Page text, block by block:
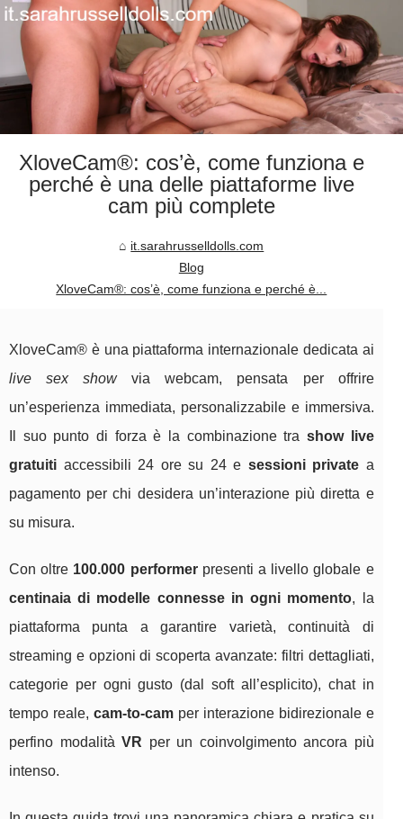
XloveCam®: cos’è, come funziona e
perché è una delle piattaforme live
cam più complete
it.sarahrusselldolls.com
Blog
XloveCam®: cos’è, come funziona e perché è...
XloveCam® è una piattaforma internazionale dedicata ai
live sex showvia webcam, pensata per offrire
un’esperienza immediata, personalizzabile e immersiva.
Il suo punto di forza è la combinazione tra show live
gratuiti accessibili 24 ore su 24 e sessioni private a
pagamento per chi desidera un’interazione più diretta e
su misura.
Con oltre 100.000 performerpresenti a livello globale e
centinaia di modelle connesse in ogni momento, la
piattaforma punta a garantire varietà, continuità di
streaming e opzioni di scoperta avanzate: filtri dettagliati,
categorie per ogni gusto (dal soft all’esplicito), chat in
tempo reale, cam-to-camper interazione bidirezionale e
perfino modalitàVR per un coinvolgimento ancora più
intenso.